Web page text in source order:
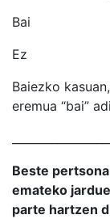
Bai
Ez
Baiezko
eremua “bai”
Beste
emateko
parte hartzen